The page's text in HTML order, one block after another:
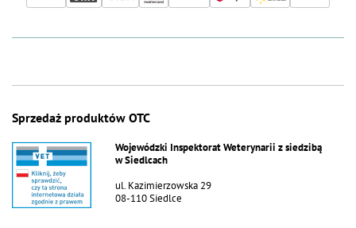
Sprzedaż produktów OTC
Wojewódzki Inspektorat Weterynarii z siedzibą
w Siedlcach
ul. Kazimierzowska 29
08-110 Siedlce